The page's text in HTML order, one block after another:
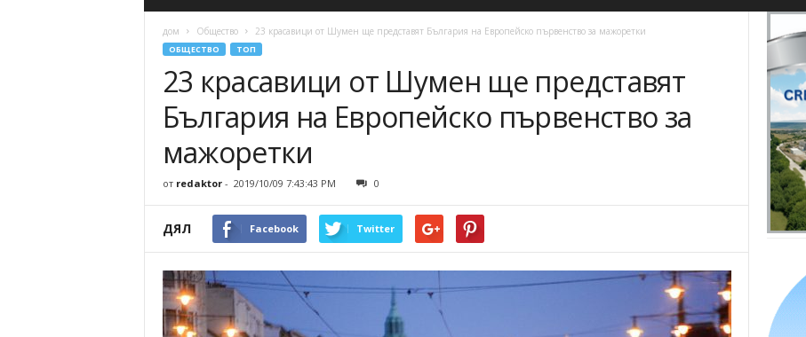
дом Общество 23 красавици от Шумен ще представят България на Европейско първенство за мажоретки
ОБЩЕСТВО ТОП
23 красавици от Шумен ще представят
България на Европейско първенство за
мажоретки
от redaktor- 2019/10/09 7:43:43 PM 0
ДЯЛ Facebook Twitter